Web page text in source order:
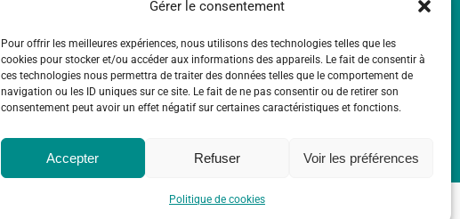
Gérer le consentement
Pour offrir les meilleures expériences, nous utilisons des technologies telles que les
cookies pour stocker et/ou accéder aux informations des appareils. Le fait de consentir à
ces technologies nous permettra de traiter des données telles que le comportement de
navigation ou les ID uniques sur ce site. Le fait de ne pas consentir ou de retirer son
consentement peut avoir un effet négatif sur certaines caractéristiques et fonctions.
Accepter Refuser Voir les préférences
Politique de cookies
Politique de cookies (UE) Mentions légales